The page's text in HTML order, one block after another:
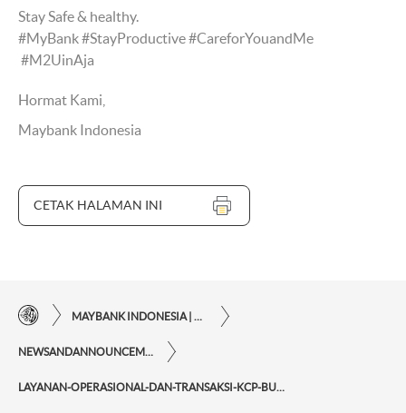
Stay Safe & healthy.
#MyBank #StayProductive #CareforYouandMe
#M2UinAja
Hormat Kami,
Maybank Indonesia
CETAK HALAMAN INI